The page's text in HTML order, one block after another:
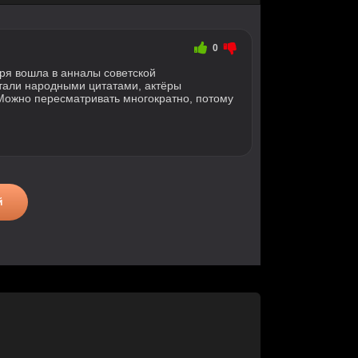
0
вошла в анналы советской
народными цитатами, актёры
пересматривать многократно, потому